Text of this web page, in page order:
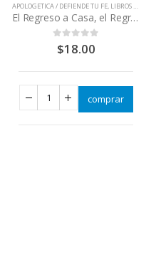
,LIBROS QUE CAMBIAN VIDAS
APOLOGETICA / DEFIENDE TU FE, LIBROS QUE CAMBIAN VIDAS
El Regreso a Casa, el Regreso a Roma
out of 5
$18.00
comprar